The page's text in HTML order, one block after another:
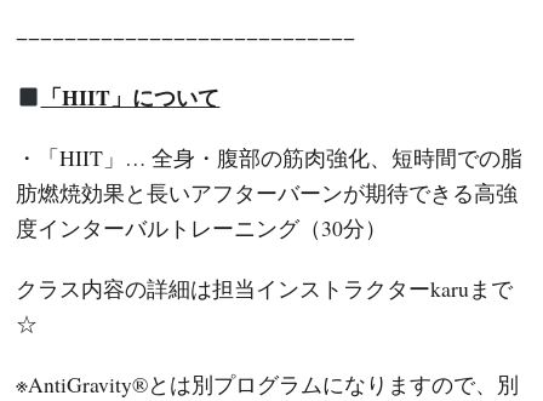
−−−−−−−−−−−−−−−−−−−−−−−−−−−−
「HIIT」について
・「HIIT」… 全身・腹部の筋肉強化、短時間での脂
肪燃焼効果と長いアフターバーンが期待できる高強
度インターバルトレーニング（30分）
クラス内容の詳細は担当インストラクターkaruまで
☆
※AntiGravity®とは別プログラムになりますので、別